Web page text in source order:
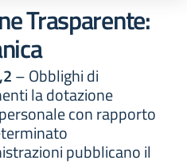
Trasparente:
– Obblighi di
la dotazione
con rapporto
pubblicano il